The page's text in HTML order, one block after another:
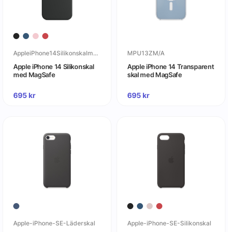
AppleiPhone14SilikonskalmedMagSafe
Apple iPhone 14 Silikonskal
med MagSafe
695kr
MPU13ZM/A
Apple iPhone 14 Transparent
skal med MagSafe
695kr
Apple-iPhone-SE-Läderskal Apple-iPhone-SE-Silikonskal